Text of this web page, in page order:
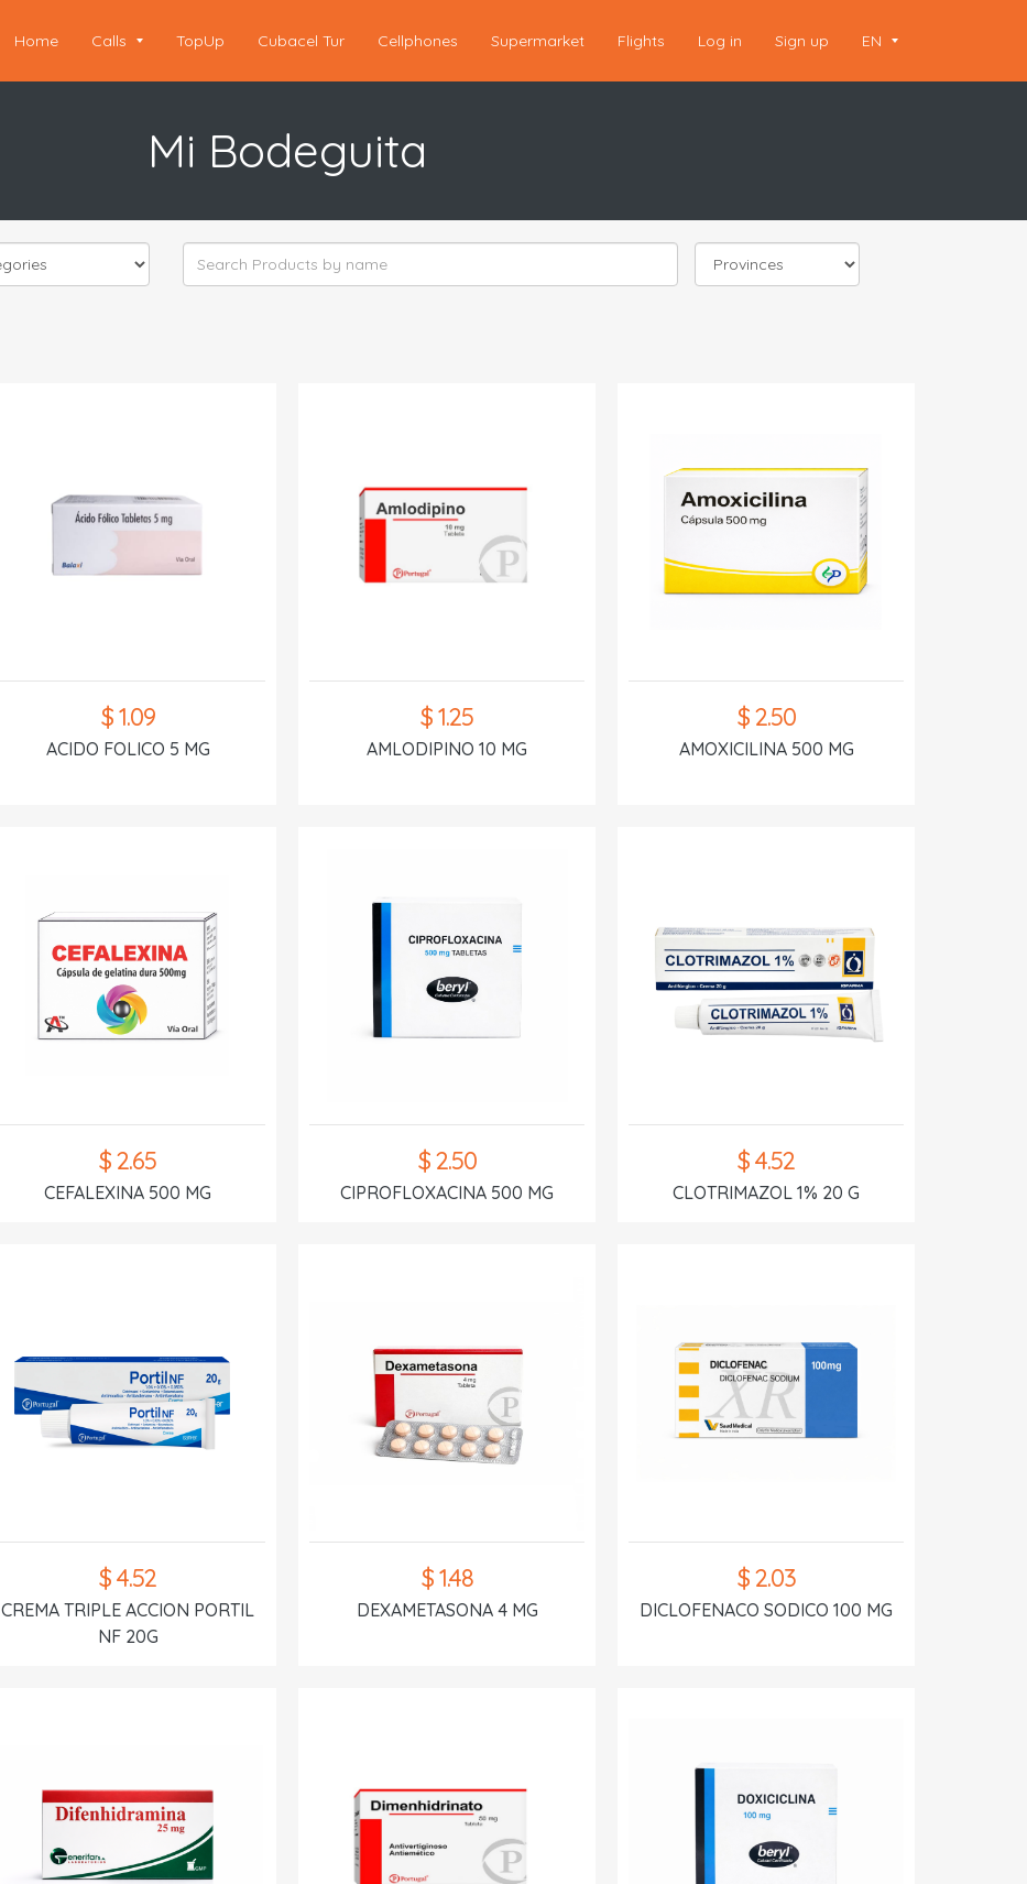
Home Calls TopUp Cubacel Tur Cellphones Supermarket Flights Log in Sign up EN
Mi Bodeguita
$ 1.09
ACIDO FOLICO 5 MG
$ 1.25
AMLODIPINO 10 MG
$ 2.50
AMOXICILINA 500 MG
$ 2.65
CEFALEXINA 500 MG
$ 2.50
CIPROFLOXACINA 500 MG
$ 4.52
CLOTRIMAZOL 1% 20 G
$ 4.52
CREMA TRIPLE ACCION PORTIL
NF 20G
$ 1.48
DEXAMETASONA 4 MG
$ 2.03
DICLOFENACO SODICO 100 MG